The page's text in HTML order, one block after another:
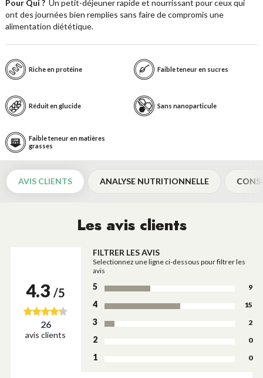
Pour Qui ? Un petit-déjeuner rapide et nourrissant pour ceux qui
ont des journées bien remplies sans faire de compromis une
alimentation diététique.
Riche en protéine Faible teneur en sucres
Réduit en glucide Sans nanoparticule
Faible teneur en matières
grasses
AVIS CLIENTS ANALYSE NUTRITIONNELLE
Les avis clients
4.3 /5
26
avis clients
FILTRER LES AVIS
Selectionnez une ligne ci-dessous pour filtrer les
avis
5 9
4 15
3 2
2 0
1 0